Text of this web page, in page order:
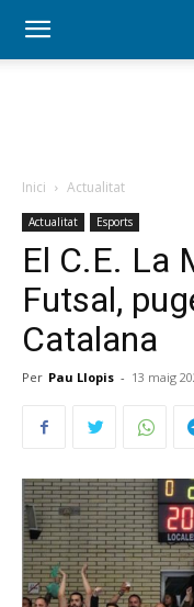
Inici Actualitat
Actualitat Esports
El C.E. La
Futsal,
Catalana
Per Pau Llopis - 13 maig